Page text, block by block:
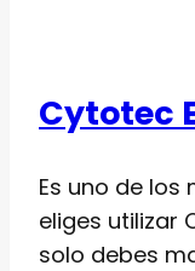
Cytotec
Es uno de los
eliges utilizar
solo debes